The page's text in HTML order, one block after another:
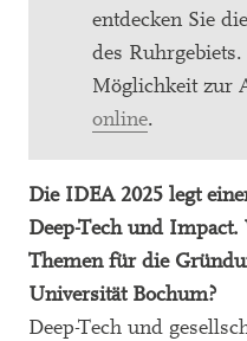
entdecken Sie
des
Möglichkeit zur
online.
Die IDEA 2025 legt
Deep-Tech und
Themen für die
Universität Bochum?
Deep-Tech und